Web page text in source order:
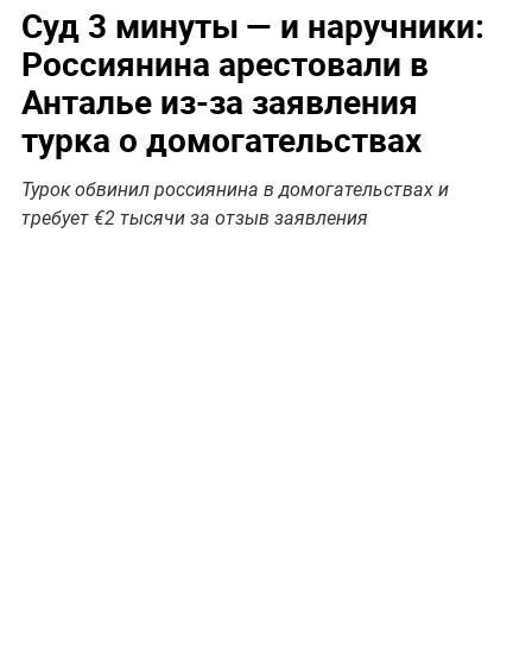
Суд 3 минуты — и наручники:
Россиянина арестовали в
Анталье из-за заявления
турка о домогательствах
Турок обвинил россиянина в домогательствах и
требует €2 тысячи за отзыв заявления